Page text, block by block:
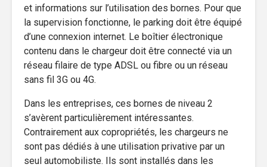
et informations sur l’utilisation des bornes. Pour que
la supervision fonctionne, le parking doit être équipé
d’une connexion internet. Le boîtier électronique
contenu dans le chargeur doit être connecté via un
réseau filaire de type ADSL ou fibre ou un réseau
sans fil 3G ou 4G.
Dans les entreprises, ces bornes de niveau 2
s’avèrent particulièrement intéressantes.
Contrairement aux copropriétés, les chargeurs ne
sont pas dédiés à une utilisation privative par un
seul automobiliste. Ils sont installés dans les